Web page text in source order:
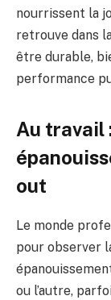
nourrissent la
retrouve dans
être durable,
performance
Au travail
out
Le monde
pour observer
ou l’autre,